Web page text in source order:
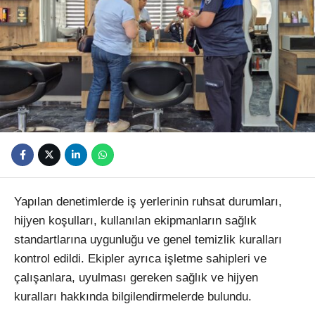
Yapılan denetimlerde iş yerlerinin ruhsat durumları,
hijyen koşulları, kullanılan ekipmanların sağlık
standartlarına uygunluğu ve genel temizlik kuralları
kontrol edildi. Ekipler ayrıca işletme sahipleri ve
çalışanlara, uyulması gereken sağlık ve hijyen
kuralları hakkında bilgilendirmelerde bulundu.